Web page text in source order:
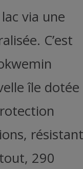
via une
C’est
île dotée
290